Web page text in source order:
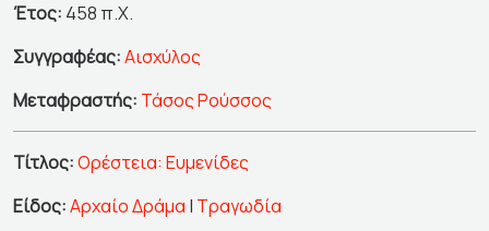
Έτος: 458 π.Χ.
Συγγραφέας:Αισχύλος
Μεταφραστής: Τάσος Ρούσσος
Τίτλος:Ορέστεια: Ευμενίδες
Είδος:Αρχαίο Δράμα | Τραγωδία